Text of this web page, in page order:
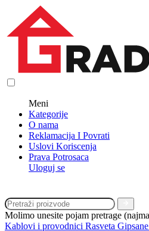
Meni
Kategorije
O nama
Reklamacija I Povrati
Uslovi Koriscenja
Prava Potrosaca
Uloguj se
Molimo unesite pojam pretrage
Kablovi i provodnici Rasveta